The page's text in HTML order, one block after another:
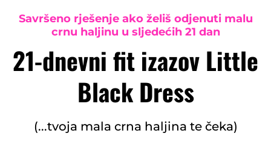
Savršeno rješenje ako želiš odjenuti malu
crnu haljinu u sljedećih 21 dan
21-dnevni fit izazov Little
Black Dress
(...tvoja mala crna haljina te čeka)